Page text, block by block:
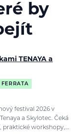
by
TENAYA a
festival 2026 v
a Skylotec. Čeká
praktické workshopy,…